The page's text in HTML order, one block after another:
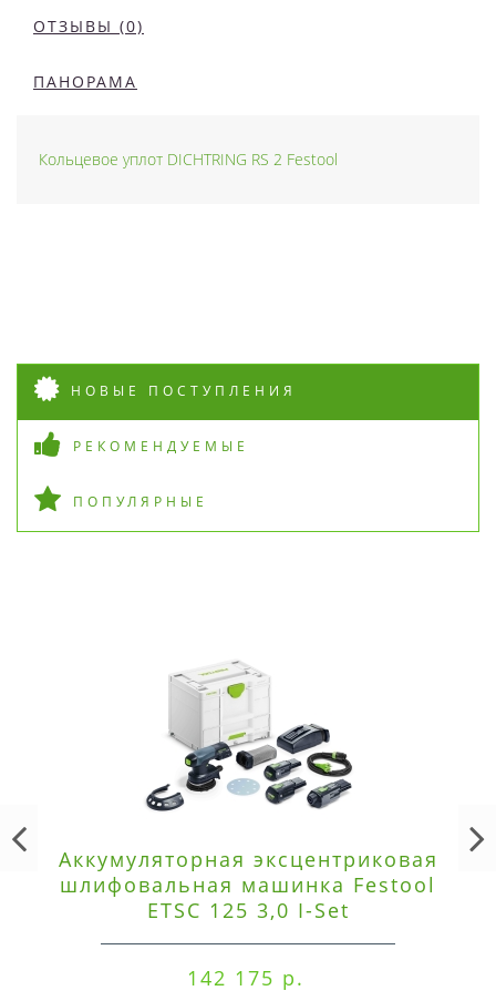
ОТЗЫВЫ (0)
ПАНОРАМА
Кольцевое уплот DICHTRING RS 2 Festool
НОВЫЕ ПОСТУПЛЕНИЯ
РЕКОМЕНДУЕМЫЕ
ПОПУЛЯРНЫЕ
Аккумуляторная эксцентриковая
шлифовальная машинка Festool
ETSC 125 3,0 I-Set
142 175 р.